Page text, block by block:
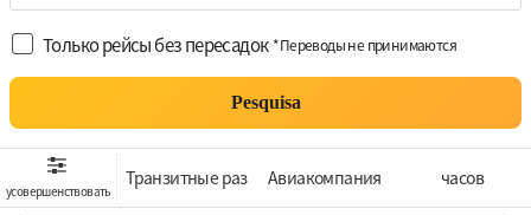
Только рейсы без пересадок *Переводы не принимаются
Pesquisa
усовершенствовать
Транзитные раз Aвиакомпания часов